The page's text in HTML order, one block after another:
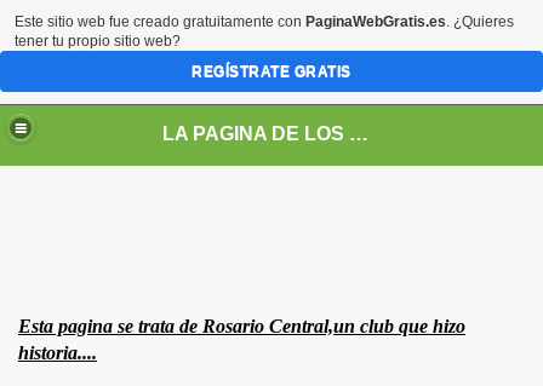
LA PAGINA DE LOS GUERREROS
Esta pagina se trata de Rosario Central,un club que hizo
historia....
Este sitio web fue creado gratuitamente con PaginaWebGratis.es. ¿Quieres
tener tu propio sitio web?
REGÍSTRATE GRATIS